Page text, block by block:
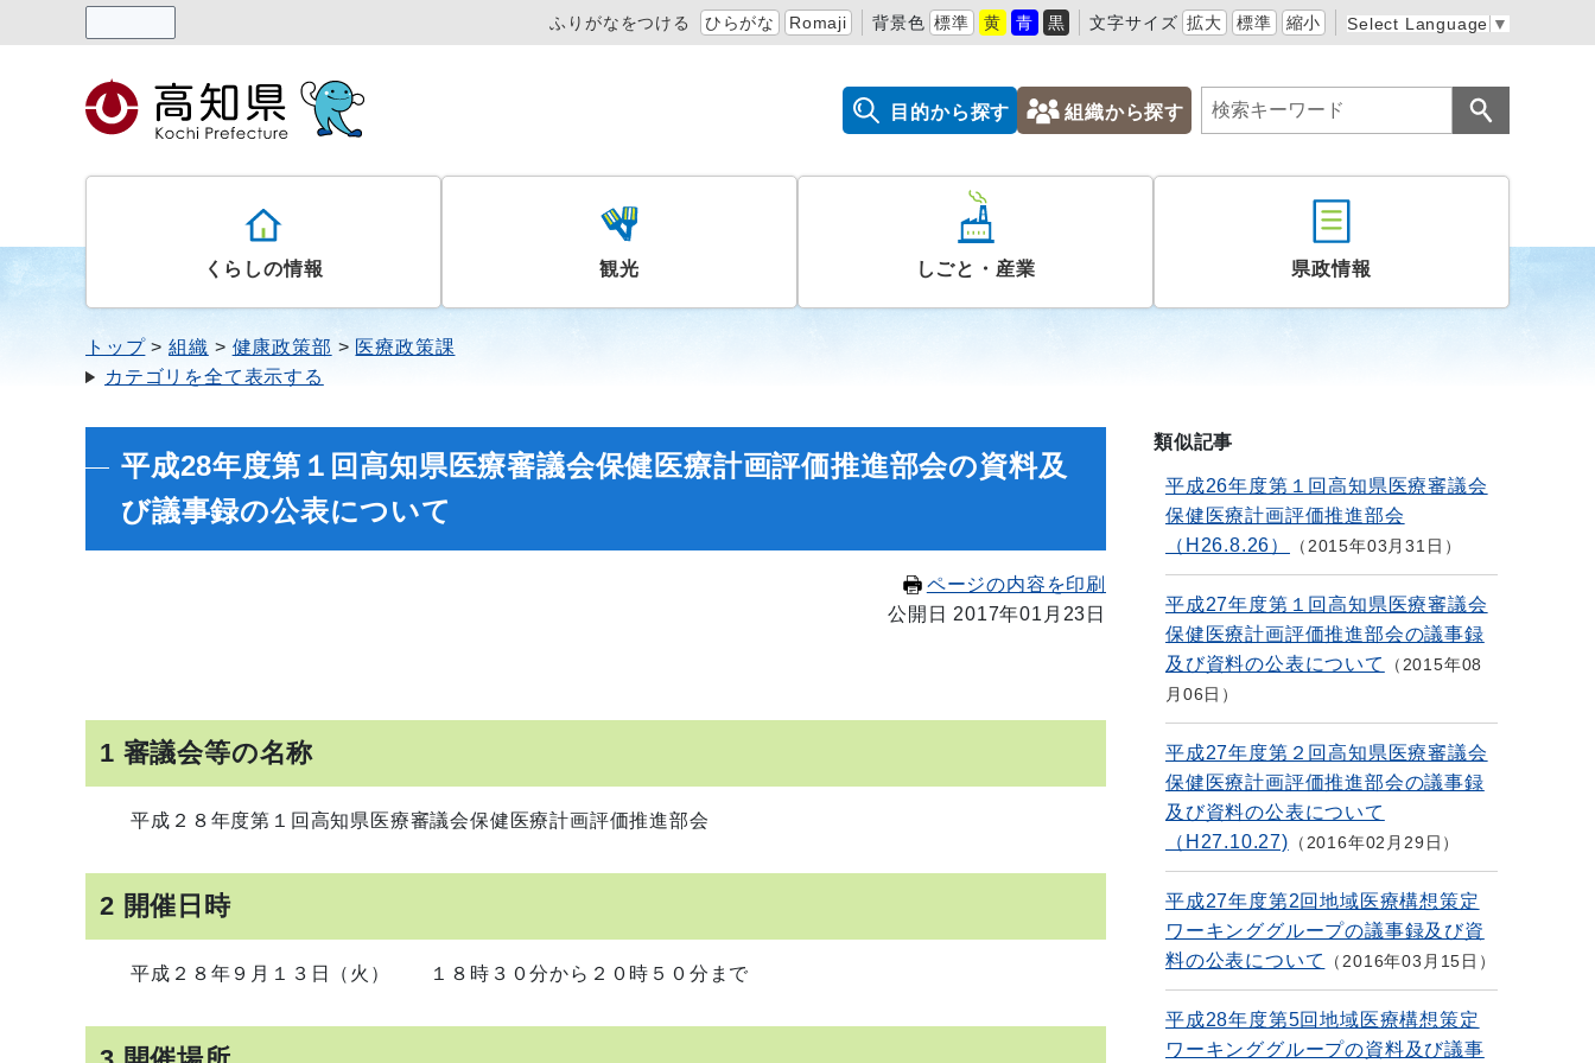
ふりがなをつける ひらがな Romaji 背景色 標準 黄 青 黒 文字サイズ 拡大 標準 縮小 Select Language ▼
目的から探す 組織から探す
くらしの情報 観光 しごと・産業 県政情報
トップ 組織 健康政策部
医療政策課
カテゴリを全て表示する
平成28年度第１回高知県医療審議会保健医療計画評価推進部会の資料及
び議事録の公表について
ページの内容を印刷
公開日 2017年01月23日
1 審議会等の名称
平成２８年度第１回高知県医療審議会保健医療計画評価推進部会
2 開催日時
平成２８年９月１３日（火） １８時３０分から２０時５０分まで
類似記事
平成26年度第１回高知県医療審議会
保健医療計画評価推進部会
（H26.8.26）
2015年03月31日
平成27年度第１回高知県医療審議会
保健医療計画評価推進部会の議事録
及び資料の公表について
2015年08
月06日
平成27年度第２回高知県医療審議会
保健医療計画評価推進部会の議事録
及び資料の公表について
（H27.10.27)
2016年02月29日
平成27年度第2回地域医療構想策定
ワーキンググループの議事録及び資
料の公表について
2016年03月15日
平成28年度第5回地域医療構想策定
ワーキンググループの資料及び議事